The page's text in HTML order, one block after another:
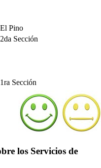
Pino
Sección
Sección
los Servicios de